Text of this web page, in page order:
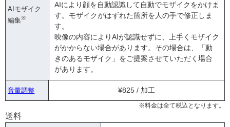
AIモザイク
編集※
AIにより顔を自動認識して自動でモザイクをかけま
す。モザイクがはずれた箇所を人の手で修正しま
す。
映像の内容によりAIが認識せずに、上手くモザイク
がかからない場合があります。その場合は、「動
きのあるモザイク」をご提案させていただく場合
があります。
音量調整 ¥825 / 加工
※料金は全て税込となります。
送料